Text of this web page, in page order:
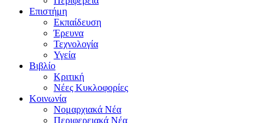
Επιστήμη
Εκπαίδευση
Έρευνα
Τεχνολογία
Υγεία
Βιβλίο
Κριτική
Νέες Κυκλοφορίες
Κοινωνία
Νομαρχιακά Νέα
Περιφερειακά Νέα